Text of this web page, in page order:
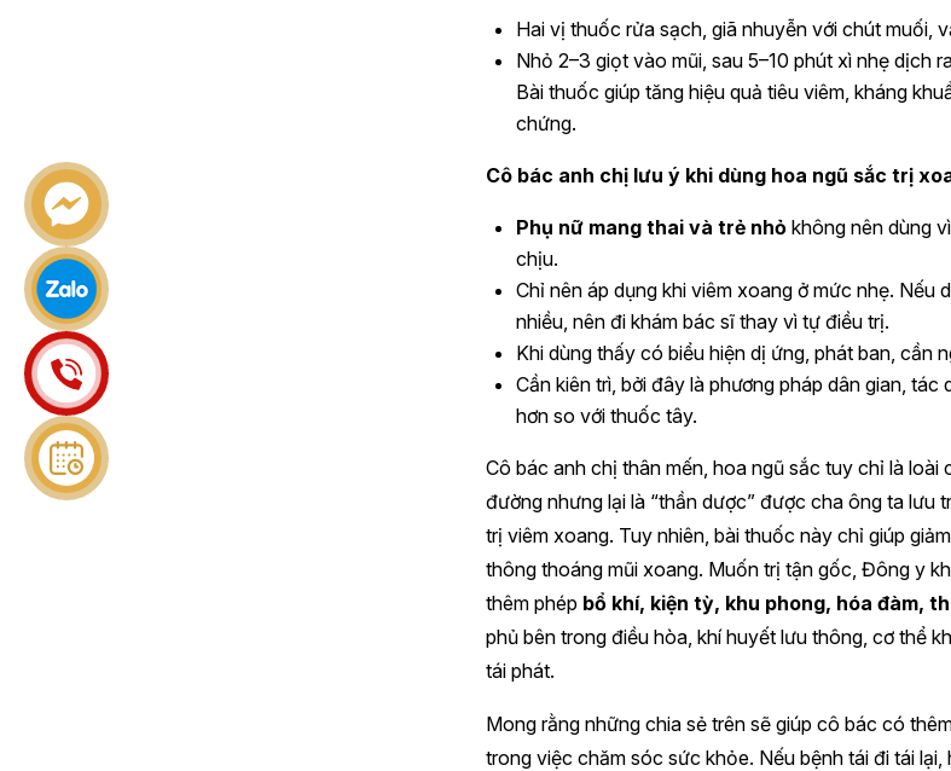
Hai vị thuốc rửa sạch, giã nhuyễn với chút muối,
Nhỏ 2–3 giọt vào mũi, sau 5–10 phút xì nhẹ dịch
Bài thuốc giúp tăng hiệu quả tiêu viêm, kháng
chứng.
Cô bác anh chị lưu ý khi dùng hoa ngũ sắc trị
Phụ nữ mang thai và trẻ nhỏ không nên dùng
chịu.
Chỉ nên áp dụng khi viêm xoang ở mức nhẹ. Nếu
nhiều, nên đi khám bác sĩ thay vì tự điều trị.
Khi dùng thấy có biểu hiện dị ứng, phát ban, cần
Cần kiên trì, bởi đây là phương pháp dân gian, tác
hơn so với thuốc tây.
Cô bác anh chị thân mến, hoa ngũ sắc tuy chỉ là loài
đường nhưng lại là “thần dược” được cha ông ta lưu
trị viêm xoang. Tuy nhiên, bài thuốc này chỉ giúp
thông thoáng mũi xoang. Muốn trị tận gốc, Đông y
thêm phép bổ khí, kiện tỳ, khu phong, hóa đàm,
phủ bên trong điều hòa, khí huyết lưu thông, cơ thể
tái phát.
Mong rằng những chia sẻ trên sẽ giúp cô bác có
trong việc chăm sóc sức khỏe. Nếu bệnh tái đi tái lại,